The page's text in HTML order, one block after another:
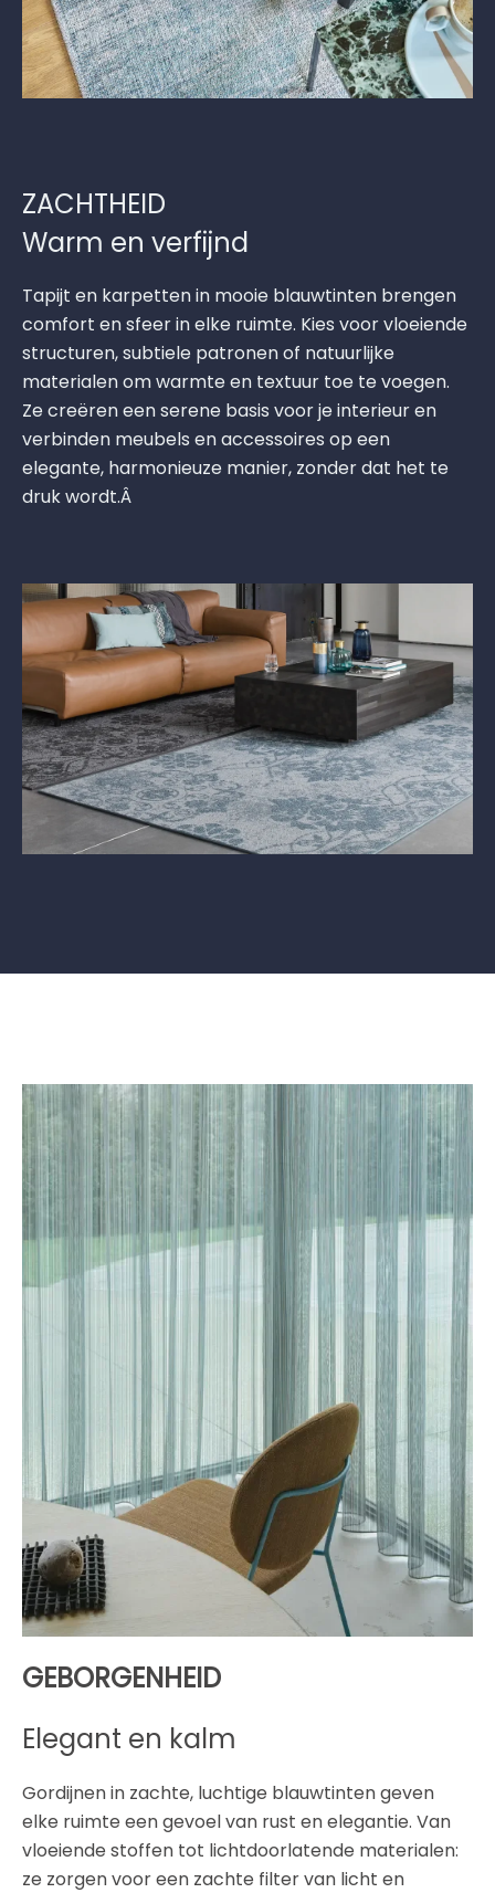
ZACHTHEID
Warm en verfijnd
Tapijt en karpetten in mooie blauwtinten brengen
comfort en sfeer in elke ruimte. Kies voor vloeiende
structuren, subtiele patronen of natuurlijke
materialen om warmte en textuur toe te voegen.
Ze creëren een serene basis voor je interieur en
verbinden meubels en accessoires op een
elegante, harmonieuze manier, zonder dat het te
druk wordt.Â
GEBORGENHEID
Elegant en kalm
Gordijnen in zachte, luchtige blauwtinten geven
elke ruimte een gevoel van rust en elegantie. Van
vloeiende stoffen tot lichtdoorlatende materialen:
ze zorgen voor een zachte filter van licht en